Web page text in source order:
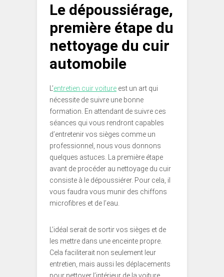
Le dépoussiérage,
première étape du
nettoyage du cuir
automobile
L’entretien cuir voiture est un art qui
nécessite de suivre une bonne
formation. En attendant de suivre ces
séances qui vous rendront capables
d’entretenir vos sièges comme un
professionnel, nous vous donnons
quelques astuces. La première étape
avant de procéder au nettoyage du cuir
consiste à le dépoussiérer. Pour cela, il
vous faudra vous munir des chiffons
microfibres et de l’eau.
L’idéal serait de sortir vos sièges et de
les mettre dans une enceinte propre.
Cela faciliterait non seulement leur
entretien, mais aussi les déplacements
pour nettoyer l’intérieur de la voiture.